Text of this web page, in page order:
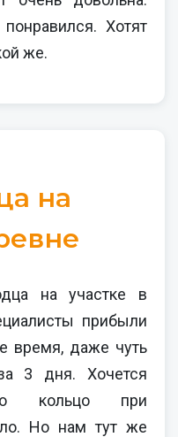
Хотят
же.
на
на участке в
прибыли
время, даже чуть
3 дня. Хочется
кольцо при
Но нам тут же